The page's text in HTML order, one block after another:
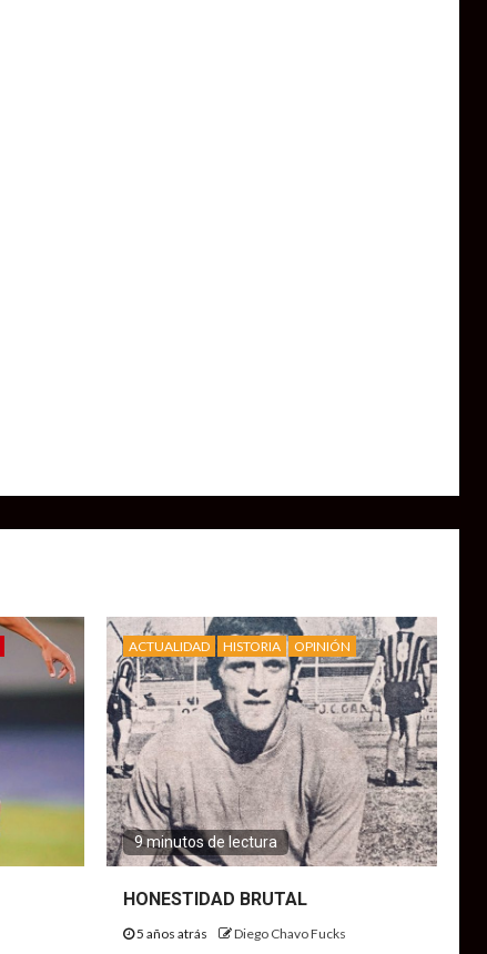
ACTUALIDAD HISTORIA OPINIÓN
9 minutos de lectura
HONESTIDAD BRUTAL
5 años atrás Diego Chavo Fucks